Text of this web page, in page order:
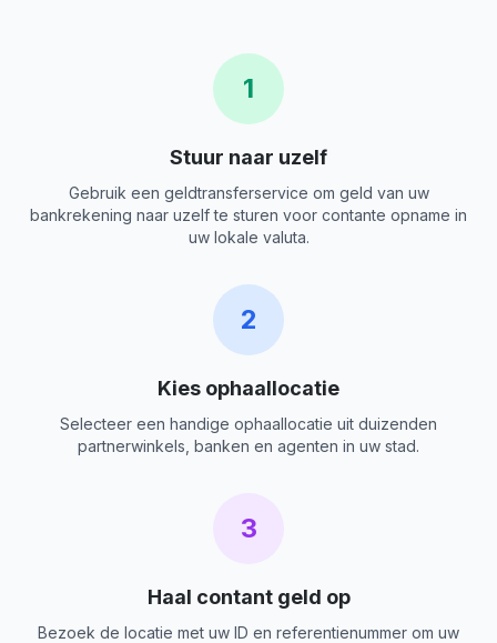
1
Stuur naar uzelf
Gebruik een geldtransferservice om geld van uw
bankrekening naar uzelf te sturen voor contante opname in
uw lokale valuta.
2
Kies ophaallocatie
Selecteer een handige ophaallocatie uit duizenden
partnerwinkels, banken en agenten in uw stad.
3
Haal contant geld op
Bezoek de locatie met uw ID en referentienummer om uw